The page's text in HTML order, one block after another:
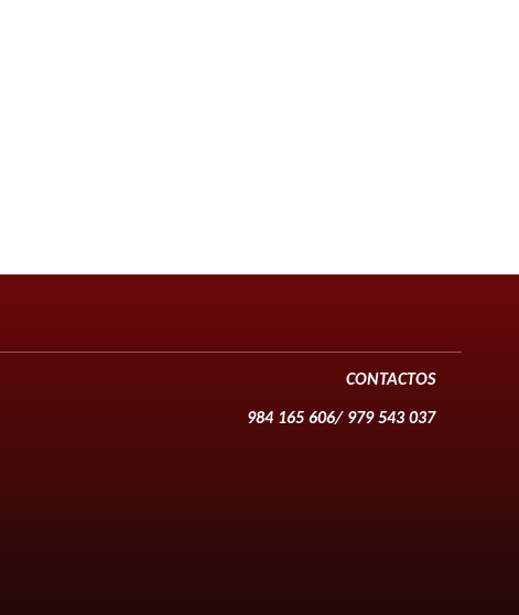
CONTACTOS
984 165 606/ 979 543 037